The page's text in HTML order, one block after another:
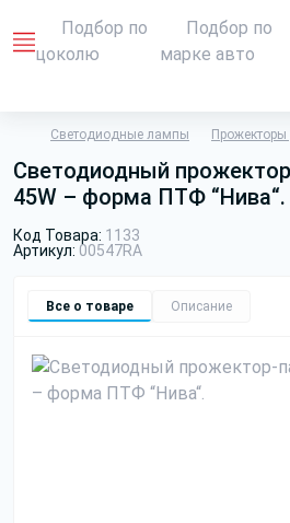
Подбор по
цоколю
Подбор по
марке авто
Светодиодные лампы
Светодиодный
45W – форма ПТФ “Нива“.
Код Товара: 1133
Артикул: 00547RA
Все о товаре Описание